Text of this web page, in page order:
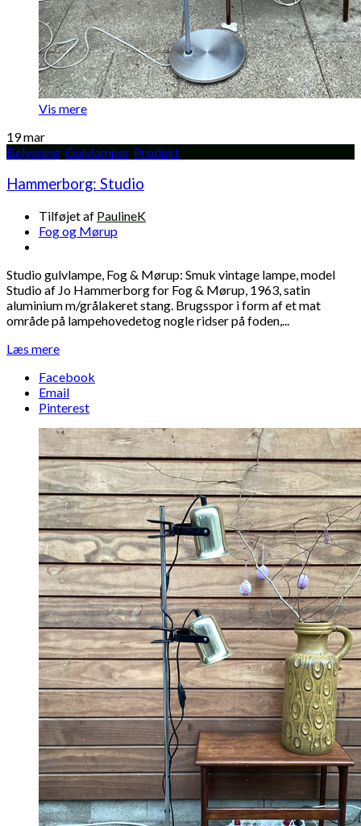
Vis mere
19mar
Belysning Gulvlamper, Produkt
Hammerborg: Studio
Tilføjet af PaulineK
Fog og Mørup
Studio gulvlampe, Fog & Mørup: Smuk vintage lampe, model
Studio af Jo Hammerborg for Fog & Mørup, 1963, satin
aluminium m/grålakeret stang. Brugsspor i form af et mat
område på lampehovedetog nogle ridser på foden,...
Læs mere
Facebook
Email
Pinterest